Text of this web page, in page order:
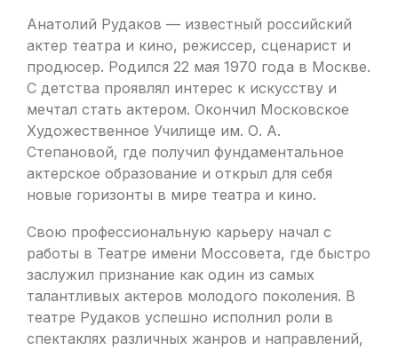
Анатолий Рудаков — известный российский
актер театра и кино, режиссер, сценарист и
продюсер. Родился 22 мая 1970 года в Москве.
С детства проявлял интерес к искусству и
мечтал стать актером. Окончил Московское
Художественное Училище им. О. А.
Степановой, где получил фундаментальное
актерское образование и открыл для себя
новые горизонты в мире театра и кино.
Свою профессиональную карьеру начал с
работы в Театре имени Моссовета, где быстро
заслужил признание как один из самых
талантливых актеров молодого поколения. В
театре Рудаков успешно исполнил роли в
спектаклях различных жанров и направлений,